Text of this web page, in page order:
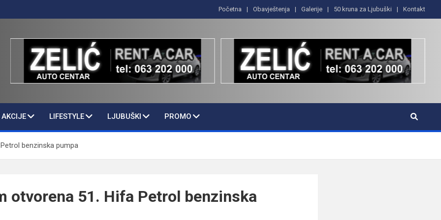
Početna Obavještenja Galerije 50 kruna za Ljubuški Kontakt
LIFESTYLE LJUBUŠKI PROMO
benzinska pumpa
otvorena 51. Hifa Petrol benzinska